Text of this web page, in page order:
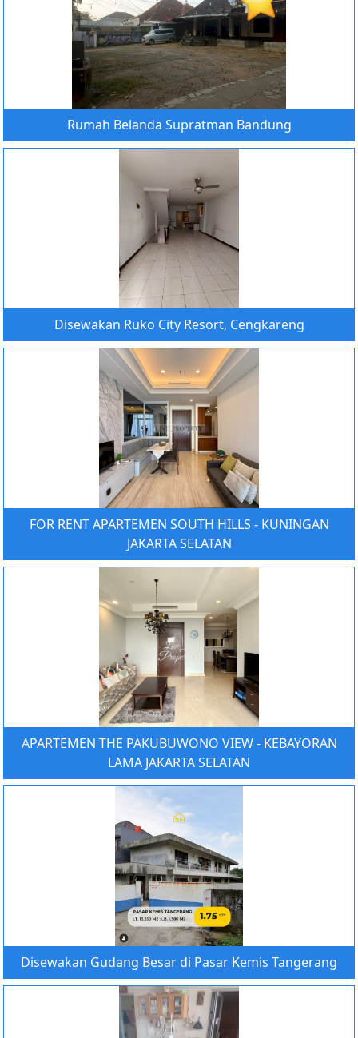
Rumah Belanda Supratman Bandung
Disewakan Ruko City Resort, Cengkareng
FOR RENT APARTEMEN SOUTH HILLS - KUNINGAN
JAKARTA SELATAN
APARTEMEN THE PAKUBUWONO VIEW - KEBAYORAN
LAMA JAKARTA SELATAN
Disewakan Gudang Besar di Pasar Kemis Tangerang